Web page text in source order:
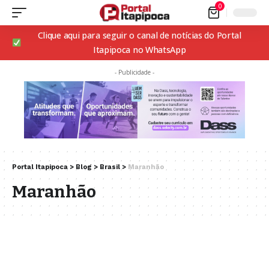
0
Clique aqui para seguir o canal de notícias do Portal
Itapipoca no WhatsApp
- Publicidade -
Portal Itapipoca > Blog > Brasil > Maranhão
Maranhão